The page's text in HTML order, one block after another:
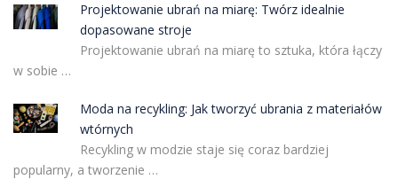
Projektowanie ubrań na miarę: Twórz idealnie
dopasowane stroje
Projektowanie ubrań na miarę to sztuka, która łączy
w sobie …
Moda na recykling: Jak tworzyć ubrania z materiałów
wtórnych
Recykling w modzie staje się coraz bardziej
popularny, a tworzenie …